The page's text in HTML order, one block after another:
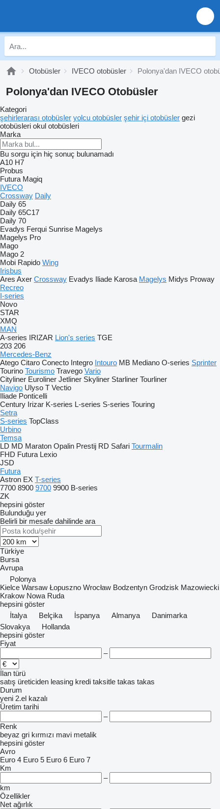
Otobüsler IVECO otobüsler Polonya'dan IVECO
Polonya'dan IVECO Otobüsler
Kategori
şehirlerarası otobüsler yolcu otobüsler şehir içi otobüsler gezi
otobüsleri okul otobüsleri
Marka
Bu sorgu için hiç sonuç bulunamadı
A10 H7
Probus
Futura Magiq
IVECO
Crossway Daily
Daily 65
Daily 65C17
Daily 70
Evadys Ferqui Sunrise Magelys
Magelys Pro
Mago
Mago 2
Mobi Rapido Wing
Irisbus
Ares Axer Crossway Evadys Iliade Karosa Magelys Midys Proway
Recreo
I-series
Novo
STAR
XMQ
MAN
A-series IRIZAR Lion's series TGE
203 206
Mercedes-Benz
Atego Citaro Conecto Integro Intouro MB Mediano O-series Sprinter
Tourino Tourismo Travego Vario
Cityliner Euroliner Jetliner Skyliner Starliner Tourliner
Navigo Ulyso T Vectio
Iliade Ponticelli
Century Irizar K-series L-series S-series Touring
Setra
S-series TopClass
Urbino
Temsa
LD MD Maraton Opalin Prestij RD Safari Tourmalin
FHD Futura Lexio
JSD
Futura
Astron EX T-series
7700 8900 9700 9900 B-series
ZK
hepsini göster
Bulunduğu yer
Belirli bir mesafe dahilinde ara
Türkiye
Bursa
Avrupa
Polonya
Kielce Warsaw Łopuszno Wrocław Bodzentyn Grodzisk Mazowiecki
Krakow Nowa Ruda
hepsini göster
İtalya
Belçika İspanya Almanya
Danimarka
Slovakya
Hollanda
hepsini göster
Fiyat
–
İlan türü
satış üreticiden leasing kredi taksitle takas takas
Durum
yeni 2.el kazalı
Üretim tarihi
–
Renk
beyaz gri kırmızı mavi metalik
hepsini göster
Avro
Euro 4 Euro 5 Euro 6 Euro 7
Km
–
km
Özellikler
Net ağırlık